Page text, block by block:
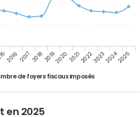
de foyers fiscaux imposés
2016 2017 20182019202020212022202320242025
en 2025